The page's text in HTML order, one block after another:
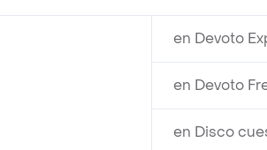
en Devoto
en Devoto
en Disco